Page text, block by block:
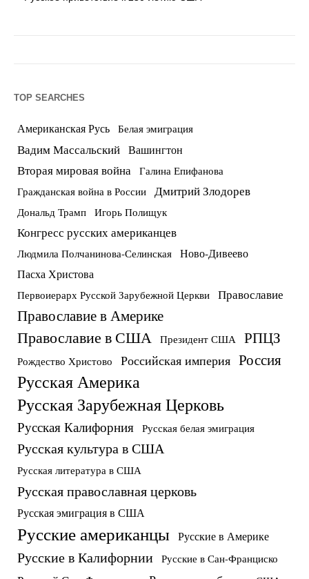
TOP SEARCHES
Американская Русь Белая эмиграция
Вадим Массальский Вашингтон
Вторая мировая война Галина Епифанова
Гражданская война в России Дмитрий Злодорев
Дональд Трамп Игорь Полищук
Конгресс русских американцев
Людмила Полчанинова-Селинская Ново-Дивеево
Пасха Христова
Первоиерарх Русской Зарубежной Церкви Православие
Православие в Америке
Православие в США Президент США РПЦЗ
Рождество Христово Российская империя Россия
Русская Америка
Русская Зарубежная Церковь
Русская Калифорния Русская белая эмиграция
Русская культура в США
Русская литература в США
Русская православная церковь
Русская эмиграция в США
Русские американцы Русские в Америке
Русские в Калифорнии Русские в Сан-Франциско